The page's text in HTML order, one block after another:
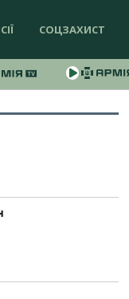
СОЦЗАХИСТ